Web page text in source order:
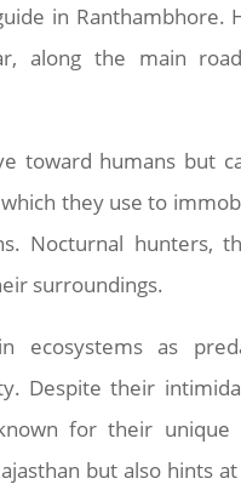
in Ranthambhore.
along the main
toward humans but
they use to
Nocturnal hunters,
surroundings.
ecosystems as
Despite their
for their unique
but also hints